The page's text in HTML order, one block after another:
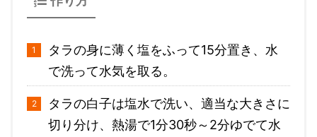
タラの身に薄く塩をふって15分置き、水
で洗って水気を取る。
タラの白子は塩水で洗い、適当な大きさに
切り分け、熱湯で1分30秒～2分ゆでて水